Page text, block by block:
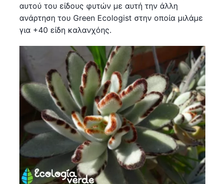
αυτού του είδους φυτών με αυτή την άλλη
ανάρτηση του Green Ecologist στην οποία μιλάμε
για +40 είδη καλανχόης.